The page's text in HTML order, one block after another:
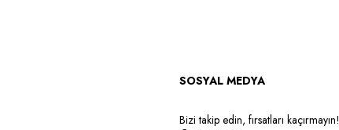
SOSYAL MEDYA
Bizi takip edin, fırsatları kaçırmayın!